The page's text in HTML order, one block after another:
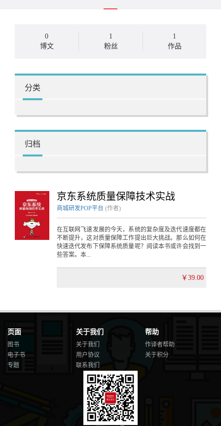
0
博文
1
粉丝
1
作品
分类
归档
京东系统质量保障技术实战
商城研发POP平台 (作者)
在互联网飞速发展的今天，系统的复杂度及迭代速度都在
不断提升，这对质量保障工作提出巨大挑战。那么如何在
快速迭代发布下保障系统质量呢？阅读本书或许会找到一
些答案。本...
￥39.00
页面
图书
电子书
专题
关于我们
关于我们
用户协议
联系我们
帮助
作译者帮助
关于积分